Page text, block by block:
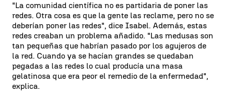
"La comunidad científica no es partidaria de poner las
redes. Otra cosa es que la gente las reclame, pero no se
deberían poner las redes", dice Isabel. Además, estas
redes creaban un problema añadido. "Las medusas son
tan pequeñas que habrían pasado por los agujeros de
la red. Cuando ya se hacían grandes se quedaban
pegadas a las redes lo cual producía una masa
gelatinosa que era peor el remedio de la enfermedad",
explica.